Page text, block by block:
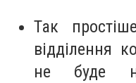
Так
відділення
не буде